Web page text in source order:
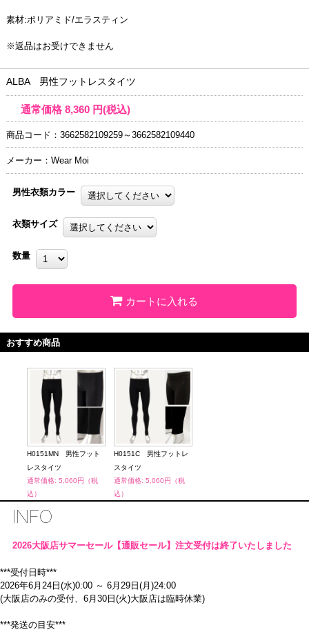
素材:ポリアミド/エラスティン
※返品はお受けできません
ALBA 男性フットレスタイツ
通常価格 8,360円(税込)
商品コード：3662582109259～3662582109440
メーカー：Wear Moi
男性衣類カラー
衣類サイズ
数量
カートに入れる
おすすめ商品
H0151MN 男性フット
レスタイツ
通常価格: 5,060円（税
込）
H0151C 男性フットレ
スタイツ
通常価格: 5,060円（税
込）
INFO
2026大阪店サマーセール【通販セール】注文受付は終了いたしました
***受付日時***
2026年6月24日(水)0:00 ～ 6月29日(月)24:00
(大阪店のみの受付、6月30日(火)大阪店は臨時休業)
***発送の目安***